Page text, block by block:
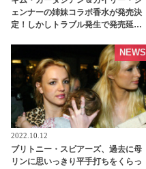
ェンナーの姉妹コラボ香水が発売決
定！しかしトラブル発生で発売延期
2022.10.12
ブリトニー・スピアーズ、過去に母
リンに思いっきり平手打ちをくらっ
NEWS